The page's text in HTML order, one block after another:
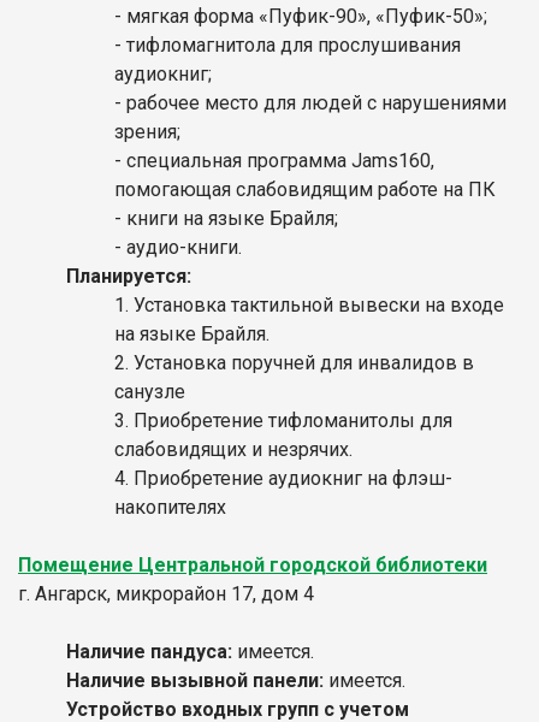
- мягкая форма «Пуфик-90», «Пуфик-50»;
- тифломагнитола для прослушивания
аудиокниг;
- рабочее место для людей с нарушениями
зрения;
- специальная программа Jams160,
помогающая слабовидящим работе на ПК
- книги на языке Брайля;
- аудио-книги.
Планируется:
1. Установка тактильной вывески на входе
на языке Брайля.
2. Установка поручней для инвалидов в
санузле
3. Приобретение тифломанитолы для
слабовидящих и незрячих.
4. Приобретение аудиокниг на флэш-
накопителях
Помещение Центральной городской библиотеки
г. Ангарск, микрорайон 17, дом 4
Наличие пандуса: имеется.
Наличие вызывной панели: имеется.
Устройство входных групп с учетом